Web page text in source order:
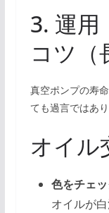
3. 運用
コツ（
真空ポンプの寿
ても過言ではあり
オイル
色をチェ
オイルが